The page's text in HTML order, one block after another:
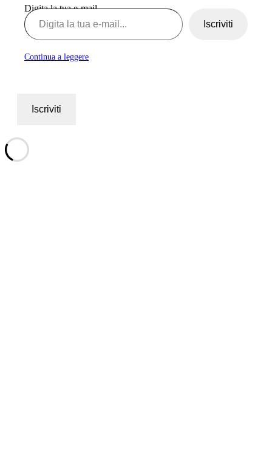
Digita la tua e-mail...
Iscriviti
Continua a leggere
Iscriviti